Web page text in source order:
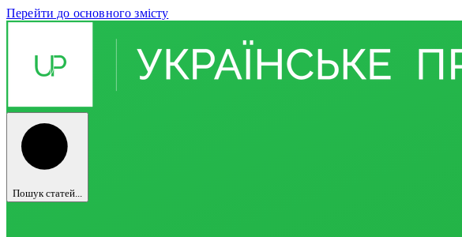
Перейти до основного змісту
Пошук статей...